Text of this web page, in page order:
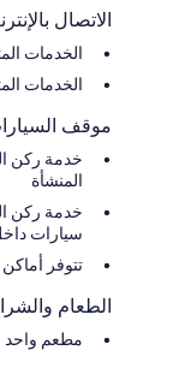
الاتصال
الخدمات
الخدمات
موقف
خدمة ركن
المنشأة
خدمة ركن
سيارات
تتوفر
الطعام
مطعم واحد